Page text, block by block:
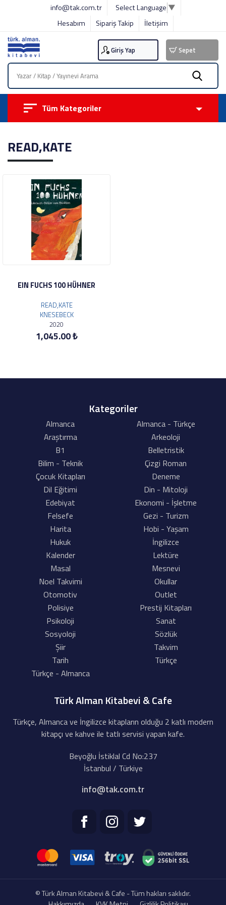
info@tak.com.tr Select Language ▼
Hesabım
Sipariş Takip İletişim
Giriş Yap Sepet
Tüm Kategoriler
READ,KATE
EIN FUCHS 100 HÜHNER
READ,KATE
KNESEBECK
2020
1,045.00 ₺
Kategoriler
Almanca
Almanca - Türkçe
Araştırma
Arkeoloji
B1
Belletristik
Bilim - Teknik
Çizgi Roman
Çocuk Kitapları
Deneme
Dil Eğitimi
Din - Mitoloji
Edebiyat
Ekonomi - İşletme
Felsefe
Gezi - Turizm
Harita
Hobi - Yaşam
Hukuk
İngilizce
Kalender
Lektüre
Masal
Mesnevi
Noel Takvimi
Okullar
Otomotiv
Outlet
Polisiye
Prestij Kitapları
Psikoloji
Sanat
Sosyoloji
Sözlük
Şiir
Takvim
Tarih
Türkçe
Türkçe - Almanca
Türk Alman Kitabevi & Cafe
Türkçe, Almanca ve İngilizce kitapların olduğu 2 katlı modern
kitapçı ve kahve ile tatlı servisi yapan kafe.
Beyoğlu İstiklal Cd No:237
İstanbul / Türkiye
info@tak.com.tr
© Türk Alman Kitabevi & Cafe - Tüm hakları saklıdır.